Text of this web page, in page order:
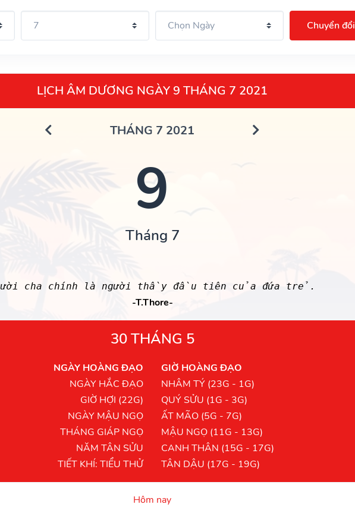
Chuyển đổi
LỊCH ÂM DƯƠNG NGÀY 9 THÁNG 7 2021
THÁNG 7 2021
9
Tháng 7
cha chính là người thầy đầu tiên của đứa trẻ.
-T.Thore-
30 THÁNG 5
NGÀY HOÀNG ĐẠO
NGÀY HẮC ĐẠO
GIỜ HỢI (22G)
NGÀY MẬU NGỌ
THÁNG GIÁP NGỌ
NĂM TÂN SỬU
TIẾT KHÍ: TIỂU THỬ
GIỜ HOÀNG ĐẠO
NHÂM TÝ (23G - 1G)
QUÝ SỬU (1G - 3G)
ẤT MÃO (5G - 7G)
MẬU NGỌ (11G - 13G)
CANH THÂN (15G - 17G)
TÂN DẬU (17G - 19G)
Hôm nay